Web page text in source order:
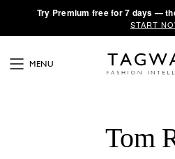
·Try Premium free for 7 days —
START
MENU
Tom